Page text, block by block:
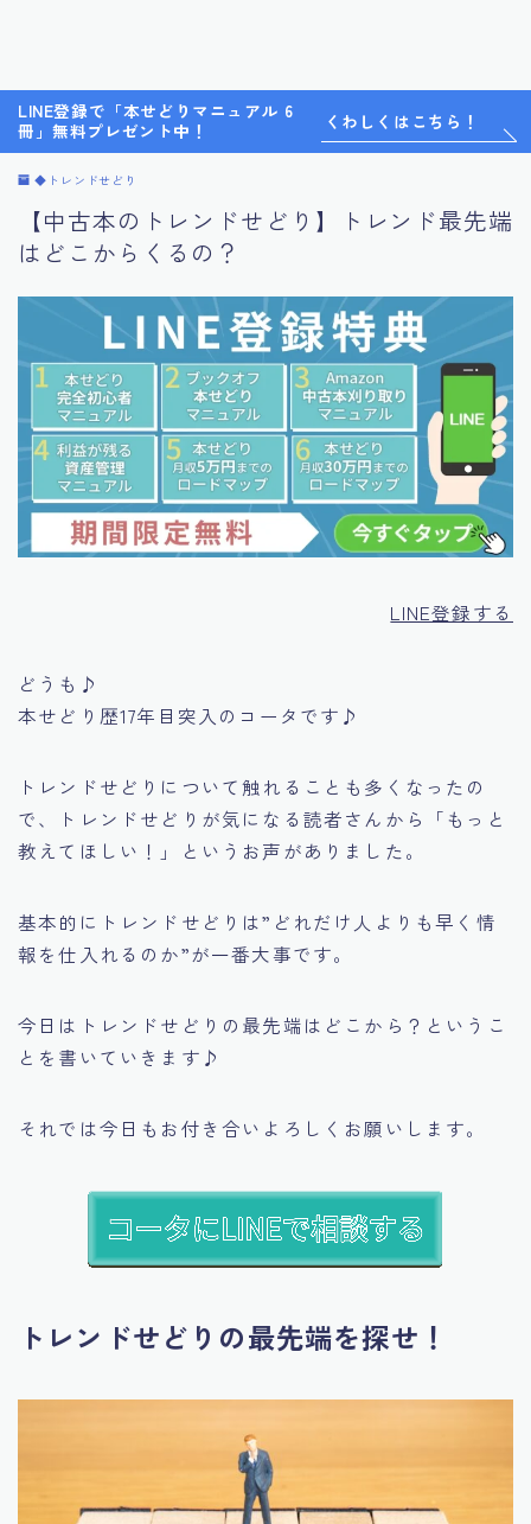
LINE登録で「本せどりマニュアル 6
冊」無料プレゼント中！
くわしくはこちら！
◆トレンドせどり
【中古本のトレンドせどり】トレンド最先端
はどこからくるの？
LINE登録する
どうも♪
本せどり歴17年目突入のコータです♪
トレンドせどりについて触れることも多くなったの
で、トレンドせどりが気になる読者さんから
「もっと
教えてほしい！」
というお声がありました。
基本的にトレンドせどりは”どれだけ人よりも早く情
報を仕入れるのか”が一番大事です。
今日は トレンドせどりの最先端はどこから？ というこ
とを書いていきます♪
それでは今日もお付き合いよろしくお願いします。
トレンドせどりの最先端を探せ！